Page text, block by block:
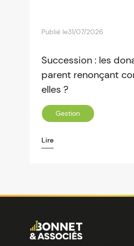
Publié le31/07/2026
Succession : les
parent renonçant
elles ?
Gestion
Lire
Image